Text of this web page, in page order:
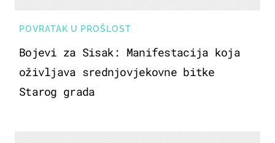
POVRATAK U PROŠLOST
Bojevi za Sisak: Manifestacija koja
oživljava srednjovjekovne bitke
Starog grada